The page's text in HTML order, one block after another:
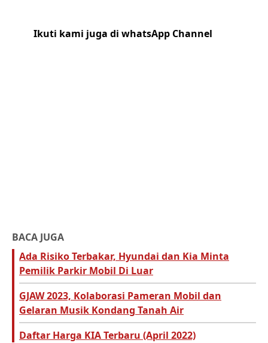
Ikuti kami juga di whatsApp Channel
BACA JUGA
Ada Risiko Terbakar, Hyundai dan Kia Minta
Pemilik Parkir Mobil Di Luar
GJAW 2023, Kolaborasi Pameran Mobil dan
Gelaran Musik Kondang Tanah Air
Daftar Harga KIA Terbaru (April 2022)